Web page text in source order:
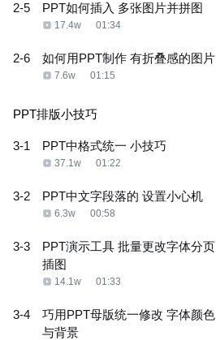
2-5 PPT如何插入 多张图片并拼图
17.4w 01:34
2-6 如何用PPT制作 有折叠感的图片
7.6w 01:15
PPT排版小技巧
3-1 PPT中格式统一 小技巧
37.1w 01:22
3-2 PPT中文字段落的 设置小心机
6.3w 00:58
3-3
PPT演示工具 批量更改字体分页
插图
14.1w 01:33
3-4
巧用PPT母版统一修改 字体颜色
与背景